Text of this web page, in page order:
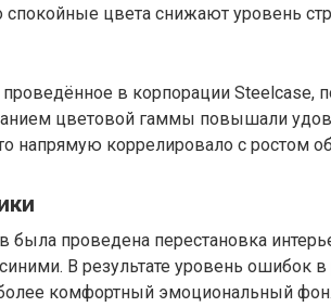
спокойные цвета снижают уровень
в корпорации Steelcase,
цветовой гаммы повышали
напрямую коррелировало с ростом
была проведена перестановка
В результате уровень ошибок в
комфортный эмоциональный фон.